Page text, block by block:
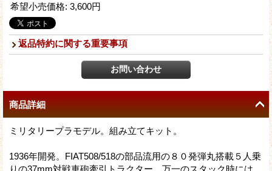
希望小売価格: 3,600円
返品特約に関する重要事項
商品詳細
ミリタリープラモデル。組み立てキット。
1936年開発。FIAT508/518の部品流用の８０発弾丸搭載５人乗
りの37mm対戦車砲牽引トラクター。万一のスタック時には、